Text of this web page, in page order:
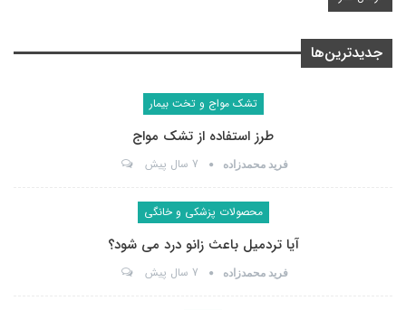
جدیدترین‌ها
تشک مواج و تخت بیمار
طرز استفاده از تشک مواج
فرید محمدزاده 7 سال پیش
محصولات پزشکی و خانگی
آیا تردمیل باعث زانو درد می شود؟
فرید محمدزاده 7 سال پیش